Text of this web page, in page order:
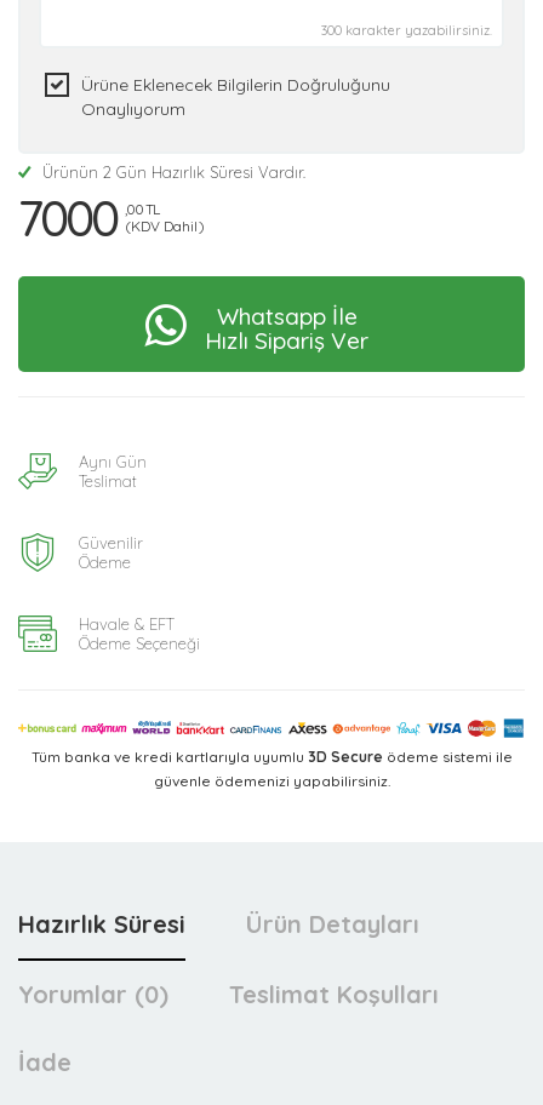
300 karakter yazabilirsiniz.
Ürüne Eklenecek Bilgilerin Doğruluğunu
Onaylıyorum
Ürünün 2 Gün Hazırlık Süresi Vardır.
7000 ,00 TL
(KDV Dahil)
Whatsapp İle
Hızlı Sipariş Ver
Aynı Gün
Teslimat
Güvenilir
Ödeme
Havale & EFT
Ödeme Seçeneği
Tüm banka ve kredi kartlarıyla uyumlu 3D Secure ödeme sistemi ile
güvenle ödemenizi yapabilirsiniz.
Hazırlık Süresi Ürün Detayları
Yorumlar (0) Teslimat Koşulları
İade